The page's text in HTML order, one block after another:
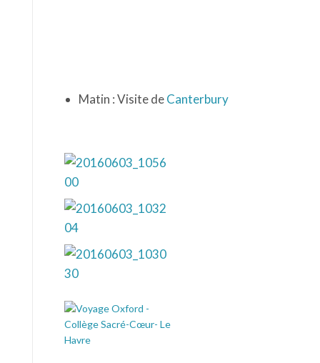
Matin : Visite deCanterbury